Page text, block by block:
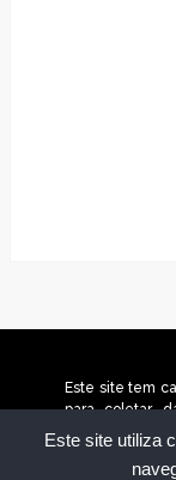
Este site utiliza
Este site tem
para coletar
temos relação
no conteúdo
Todos os